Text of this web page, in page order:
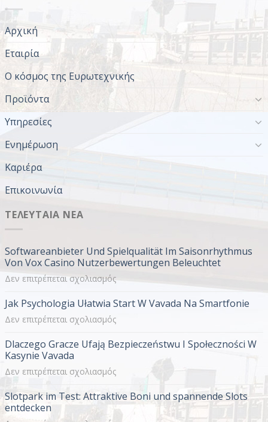
Αρχική
Εταιρία
Ο κόσμος της Ευρωτεχνικής
Προϊόντα
Υπηρεσίες
Ενημέρωση
Καριέρα
Επικοινωνία
ΤΕΛΕΥΤΑΊΑ ΝΈΑ
Softwareanbieter Und Spielqualität Im Saisonrhythmus
Von Vox Casino Nutzerbewertungen Beleuchtet
Δεν επιτρέπεται σχολιασμόςστο
Und
Spielqualität
Saisonrhythmus
Vox
Nutzerbewertungen
Beleuchtet
Jak Psychologia Ułatwia Start W Vavada Na Smartfonie
Δεν επιτρέπεται σχολιασμόςστο
Psychologia
Start
Vavada
Na
Dlaczego Gracze Ufają Bezpieczeństwu I Społeczności W
Kasynie Vavada
Δεν επιτρέπεται σχολιασμόςστο
Gracze
Ufają
Slotpark im Test: Attraktive Boni und spannende Slots
entdecken